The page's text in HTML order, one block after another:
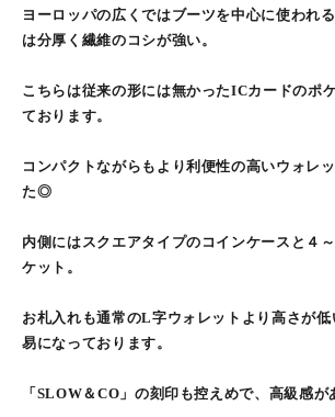
ヨーロッパの広くではブーツを中心に使われ
は分厚く繊維のコシが強い。
こちらは従来の形には無かったICカードのポ
ております。
コンパクトながらもより利便性の高いウォレ
た◎
内側にはスクエアタイプのコインケースと４
ケット。
お札入れも通常のL字ウォレットより高さが
易になっております。
「SLOW＆CO」の刻印も控えめで、高級感が